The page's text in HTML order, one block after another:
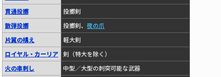
貫通投擲
投擲剣
散弾投擲
投擲剣、 夜の爪
片翼の構え
軽大剣
ロイヤル・カーリア 剣（特大を除く）
火の串刺し
中型／大型の刺突可能な武器